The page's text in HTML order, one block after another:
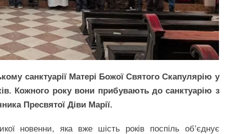
санктуарії Матері Божої Святого Скапулярію у
Кожного року вони прибувають до санктуарію з
Пресвятої Діви Марії.
новенни, яка вже шість років поспіль об’єднує